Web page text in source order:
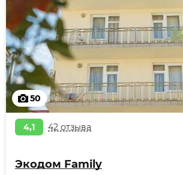
50
4,1 42 отзыва
Экодом Family